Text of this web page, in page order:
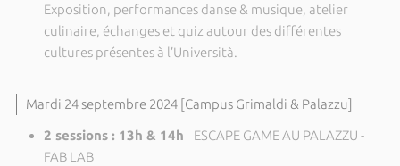
Exposition, performances danse & musique, atelier
culinaire, échanges et quiz autour des différentes
cultures présentes à l’Università.
Mardi 24 septembre 2024 [Campus Grimaldi & Palazzu]
2 sessions : 13h & 14h
ESCAPE GAME AU PALAZZU -
FAB LAB